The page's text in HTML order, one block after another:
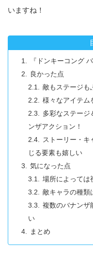
いますね！
『ドンキーコング
良かった点
敵もステージも
様々なアイテム
多彩なステージ
ンザアクション！
ストーリー・キ
じる要素も嬉しい
気になった点
場所によっては
敵キャラの種類
複数のバナンザ
い
まとめ